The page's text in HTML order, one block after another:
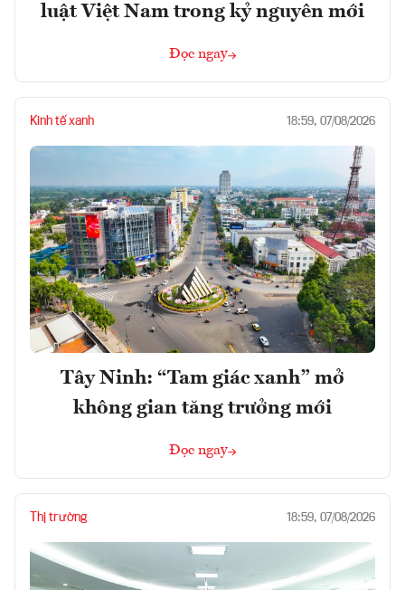
luật Việt Nam trong kỷ nguyên mới
Đọc ngay
Kinh tế xanh 18:59, 07/08/2026
Tây Ninh: “Tam giác xanh” mở
không gian tăng trưởng mới
Đọc ngay
Thị trường 18:59, 07/08/2026